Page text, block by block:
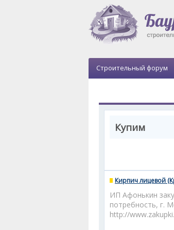
Строительный форум
Купим
Кирпич лицевой
ИП Афонькин
потребность, г.
http://